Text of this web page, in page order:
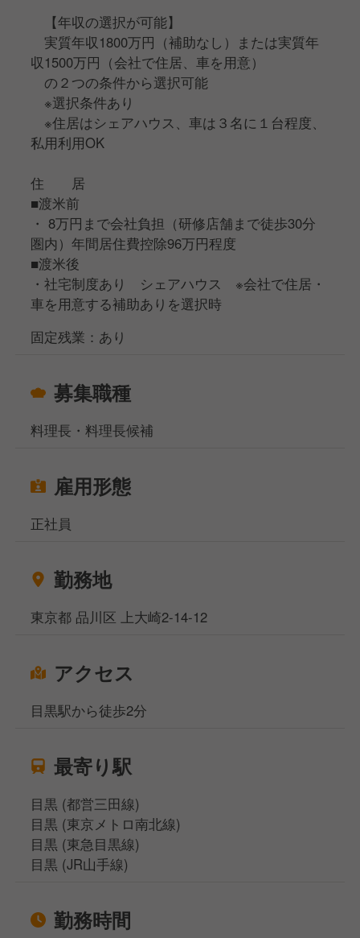
こんな方はぜひ、ご応募ください！
【年収の選択が可能】
実質年収1800万円（補助なし）または実質年
収1500万円（会社で住居、車を用意）
の２つの条件から選択可能
※選択条件あり
※住居はシェアハウス、車は３名に１台程度、
私用利用OK
住 居
■渡米前
・ 8万円まで会社負担（研修店舗まで徒歩30分
圏内）年間居住費控除96万円程度
■渡米後
・社宅制度あり シェアハウス ※会社で住居・
車を用意する補助ありを選択時
固定残業：あり
募集職種
料理長・料理長候補
雇用形態
正社員
勤務地
東京都 品川区 上大崎2-14-12
アクセス
目黒駅から徒歩2分
最寄り駅
目黒 (都営三田線)
目黒 (東京メトロ南北線)
目黒 (東急目黒線)
目黒 (JR山手線)
勤務時間